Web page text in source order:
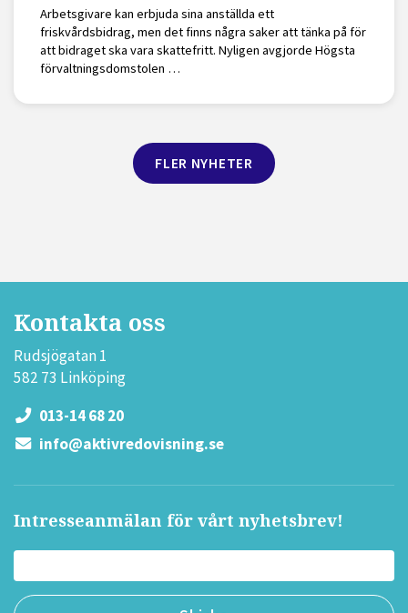
Arbetsgivare kan erbjuda sina anställda ett
friskvårdsbidrag, men det finns några saker att tänka på för
att bidraget ska vara skattefritt. Nyligen avgjorde Högsta
förvaltningsdomstolen …
FLER NYHETER
Kontakta oss
Rudsjögatan 1
582 73 Linköping
013-14 68 20
info@aktivredovisning.se
Intresseanmälan för vårt nyhetsbrev!